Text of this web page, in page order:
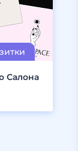
Салона